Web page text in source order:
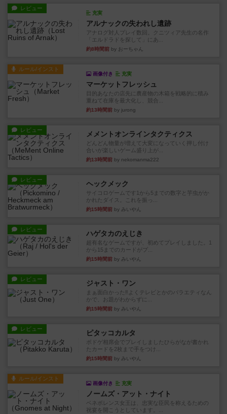
レビュー
充実
アルナックの失われし遺跡
アナログ対人プレイ数回。クニツィア先生の名作
「エルドラドを探して」にあ...
約8時間前 by おーちゃん
ルール/インスト
画像付き 充実
マーケットフレッシュ
目的あなたの店先に農産物の木箱を戦略的に積み
重ねて在庫を最大化し、競合...
約13時間前 by jurong
レビュー メメントオンラインタクティクス
どんどん物量が増えて大変になっていく押し付け
合いが楽しいゲーム盛り上が...
約13時間前 by nekomanma222
レビュー ヘックメック
サイコロゲームです1から5までの数字と芋虫がか
かれたダイス。これを振っ...
約15時間前 by みいやん
レビュー ハゲタカのえじき
超有名なゲームですが、初めてプレイしました。1
から15までのカードがプ...
約15時間前 by みいやん
レビュー ジャスト・ワン
まぁ面白かった‼️よくテレビとかのバラエティなん
かで、お題がわからずに...
約15時間前 by みいやん
レビュー ピタッコカルタ
ボドゲ相席会でプレイしましたひらがなが書かれ
たカードを2枚まで手をつけ...
約15時間前 by みいやん
ルール/インスト
画像付き 充実
ノームズ・アット・ナイト
ベネボレンス女王は、忠実な臣民を称えるための
祝宴を開こうとしています。...